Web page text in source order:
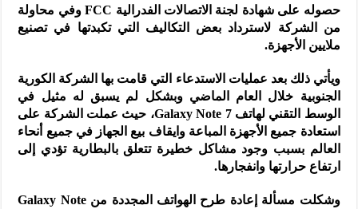
حصوله على شهادة لجنة الاتصالات الفدرالية FCC وفي محاولة
من الشركة لاسترداد بعض التكاليف التي تكبدتها في تصنيع
ملايين الأجهزة.
ويأتي ذلك بعد عمليات الاستدعاء التي قامت بها الشركة الكورية
الجنوبية خلال العام الماضي وبشكل لم يسبق له مثيل في
الوسط التقني لهاتف Galaxy Note 7، حيث عملت الشركة على
استعادة جميع الأجهزة المباعة وايقاف بيع الجهاز في جميع أنحاء
العالم بسبب وجود مشاكل خطيرة تتعلق بالبطارية تؤدي إلى
ارتفاع حرارتها وانفجارها.
وشكلت مسألة إعادة طرح الهواتف المجددة من Galaxy Note